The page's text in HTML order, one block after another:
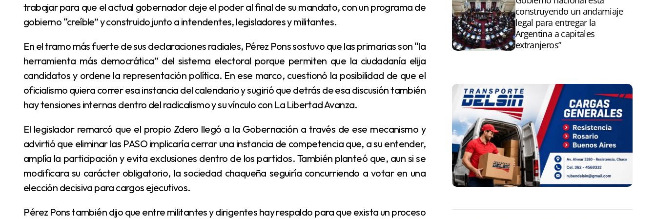
trabajar para que el actual gobernador deje el poder al final de su mandato, con un programa de
gobierno “creíble” y construido junto a intendentes, legisladores y militantes.
En el tramo más fuerte de sus declaraciones radiales, Pérez Pons sostuvo que las primarias son “la
herramienta más democrática” del sistema electoral porque permiten que la ciudadanía elija
candidatos y ordene la representación política. En ese marco, cuestionó la posibilidad de que el
oficialismo quiera correr esa instancia del calendario y sugirió que detrás de esa discusión también
hay tensiones internas dentro del radicalismo y su vínculo con La Libertad Avanza.
El legislador remarcó que el propio Zdero llegó a la Gobernación a través de ese mecanismo y
advirtió que eliminar las PASO implicaría cerrar una instancia de competencia que, a su entender,
amplía la participación y evita exclusiones dentro de los partidos. También planteó que, aun si se
modificara su carácter obligatorio, la sociedad chaqueña seguiría concurriendo a votar en una
elección decisiva para cargos ejecutivos.
Pérez Pons también dijo que entre militantes y dirigentes hay respaldo para que exista un proceso
construyendo un andamiaje
legal para entregar la
Argentina a capitales
extranjeros”